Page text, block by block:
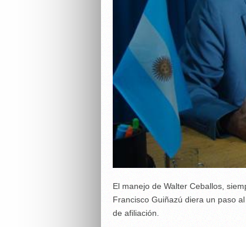
El manejo de Walter Ceballos,
Francisco Guiñazú diera un paso
de afiliación.